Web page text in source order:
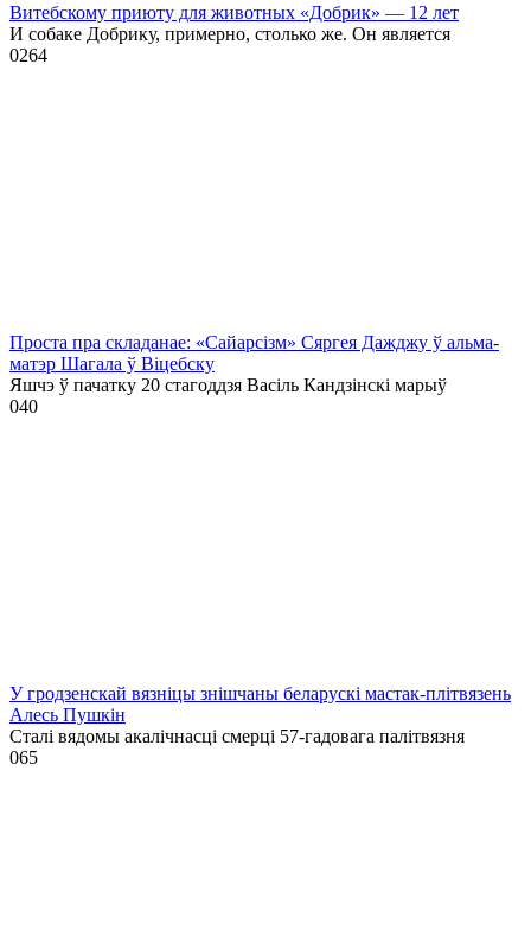
Витебскому приюту для животных «Добрик» — 12 лет
И собаке Добрику, примерно, столько же. Он является
0264
Проста пра складанае: «Сайарсізм» Сяргея Дажджу ў альма-
матэр Шагала ў Віцебску
Яшчэ ў пачатку 20 стагоддзя Васіль Кандзінскі марыў
040
У гродзенскай вязніцы знішчаны беларускі мастак-плітвязень
Алесь Пушкін
Сталі вядомы акалічнасці смерці 57-гадовага палітвязня
065